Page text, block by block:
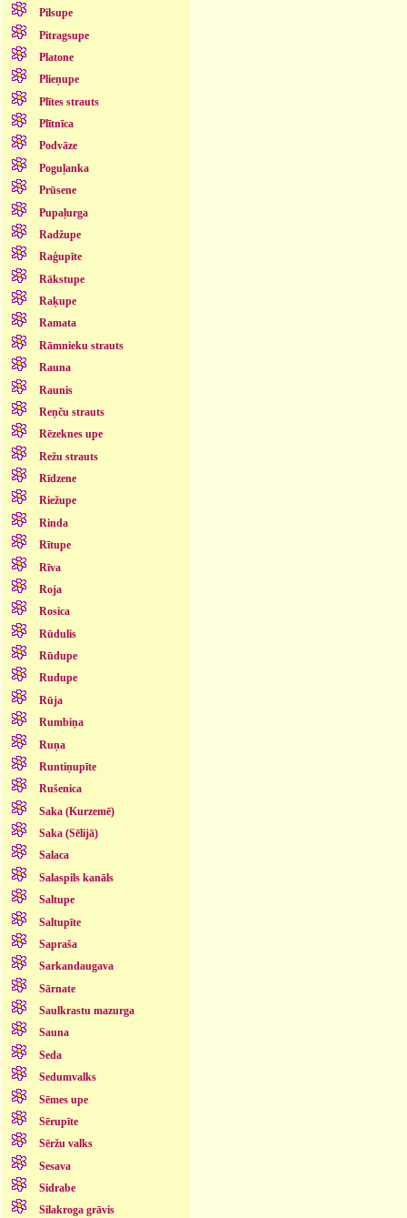
Pilsupe
Pitragsupe
Platone
Plieņupe
Plītes strauts
Plītnīca
Podvāze
Poguļanka
Prūsene
Pupaļurga
Radžupe
Raģupīte
Rākstupe
Raķupe
Ramata
Rāmnieku strauts
Rauna
Raunis
Reņču strauts
Rēzeknes upe
Režu strauts
Rīdzene
Riežupe
Rinda
Rītupe
Rīva
Roja
Rosica
Rūdulis
Rūdupe
Rudupe
Rūja
Rumbiņa
Ruņa
Runtiņupīte
Rušenica
Saka (Kurzemē)
Saka (Sēlijā)
Salaca
Salaspils kanāls
Saltupe
Saltupīte
Sapraša
Sarkandaugava
Sārnate
Saulkrastu mazurga
Sauna
Seda
Sedumvalks
Sēmes upe
Sērupīte
Sēržu valks
Sesava
Sidrabe
Silakroga grāvis